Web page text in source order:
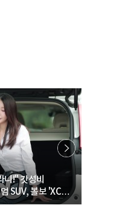
니!" 갓성비
SUV, 볼보 'XC60